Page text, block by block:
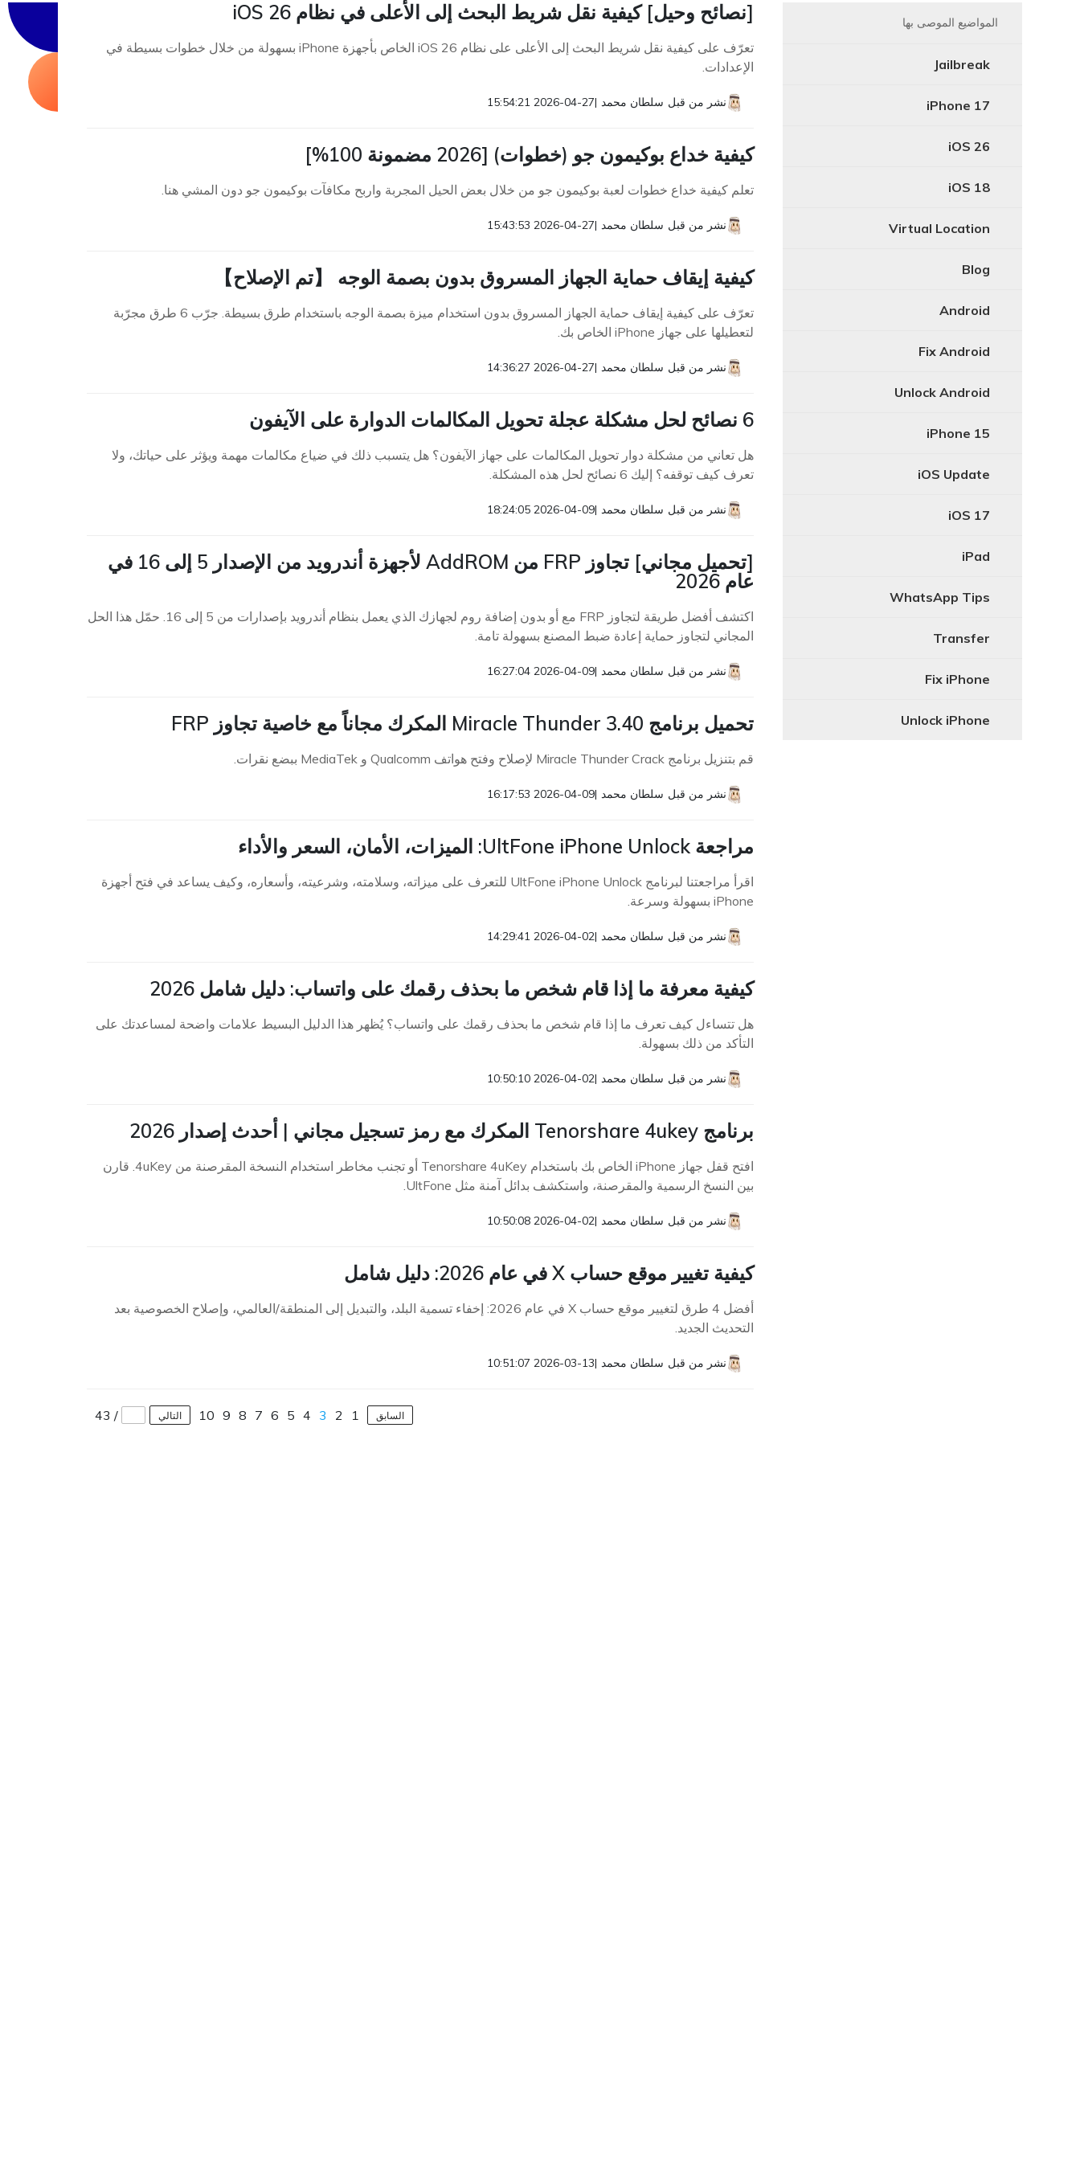
المواضيع الموصى بها
Jailbreak
iPhone 17
iOS 26
iOS 18
Virtual Location
Blog
Android
Fix Android
Unlock Android
iPhone 15
iOS Update
iOS 17
iPad
WhatsApp Tips
Transfer
Fix iPhone
Unlock iPhone
[نصائح وحيل] كيفية نقل شريط البحث إلى الأعلى في نظام iOS 26
تعرّف على كيفية نقل شريط البحث إلى الأعلى على نظام iOS 26 الخاص بأجهزة iPhone بسهولة من خلال خطوات بسيطة في
الإعدادات.
نشر من قبل سلطان محمد |
2026-04-27 15:54:21
كيفية خداع بوكيمون جو (خطوات) [2026 مضمونة 100%]
تعلم كيفية خداع خطوات لعبة بوكيمون جو من خلال بعض الحيل المجربة واربح مكافآت بوكيمون جو دون المشي هنا.
نشر من قبل سلطان محمد |
2026-04-27 15:43:53
كيفية إيقاف حماية الجهاز المسروق بدون بصمة الوجه 【تم الإصلاح】
تعرّف على كيفية إيقاف حماية الجهاز المسروق بدون استخدام ميزة بصمة الوجه باستخدام طرق بسيطة. جرّب 6 طرق مجرّبة
لتعطيلها على جهاز iPhone الخاص بك.
نشر من قبل سلطان محمد |
2026-04-27 14:36:27
6 نصائح لحل مشكلة عجلة تحويل المكالمات الدوارة على الآيفون
هل تعاني من مشكلة دوار تحويل المكالمات على جهاز الآيفون؟ هل يتسبب ذلك في ضياع مكالمات مهمة ويؤثر على حياتك، ولا
تعرف كيف توقفه؟ إليك 6 نصائح لحل هذه المشكلة.
نشر من قبل سلطان محمد |
2026-04-09 18:24:05
[تحميل مجاني] تجاوز FRP من AddROM لأجهزة أندرويد من الإصدار 5 إلى 16 في
عام 2026
اكتشف أفضل طريقة لتجاوز FRP مع أو بدون إضافة روم لجهازك الذي يعمل بنظام أندرويد بإصدارات من 5 إلى 16. حمّل هذا الحل
المجاني لتجاوز حماية إعادة ضبط المصنع بسهولة تامة.
نشر من قبل سلطان محمد |
2026-04-09 16:27:04
تحميل برنامج Miracle Thunder 3.40 المكرك مجاناً مع خاصية تجاوز FRP
قم بتنزيل برنامج Miracle Thunder Crack لإصلاح وفتح هواتف Qualcomm و MediaTek ببضع نقرات.
نشر من قبل سلطان محمد |
2026-04-09 16:17:53
مراجعة UltFone iPhone Unlock: الميزات، الأمان، السعر والأداء
اقرأ مراجعتنا لبرنامج UltFone iPhone Unlock للتعرف على ميزاته، وسلامته، وشرعيته، وأسعاره، وكيف يساعد في فتح أجهزة
iPhone بسهولة وسرعة.
نشر من قبل سلطان محمد |
2026-04-02 14:29:41
كيفية معرفة ما إذا قام شخص ما بحذف رقمك على واتساب: دليل شامل 2026
هل تتساءل كيف تعرف ما إذا قام شخص ما بحذف رقمك على واتساب؟ يُظهر هذا الدليل البسيط علامات واضحة لمساعدتك على
التأكد من ذلك بسهولة.
نشر من قبل سلطان محمد |
2026-04-02 10:50:10
برنامج Tenorshare 4ukey المكرك مع رمز تسجيل مجاني | أحدث إصدار 2026
افتح قفل جهاز iPhone الخاص بك باستخدام Tenorshare 4uKey أو تجنب مخاطر استخدام النسخة المقرصنة من 4uKey. قارن
بين النسخ الرسمية والمقرصنة، واستكشف بدائل آمنة مثل UltFone.
نشر من قبل سلطان محمد |
2026-04-02 10:50:08
كيفية تغيير موقع حساب X في عام 2026: دليل شامل
أفضل 4 طرق لتغيير موقع حساب X في عام 2026: إخفاء تسمية البلد، والتبديل إلى المنطقة/العالمي، وإصلاح الخصوصية بعد
التحديث الجديد.
نشر من قبل سلطان محمد |
2026-03-13 10:51:07
السابق 1
2
3
4
5
6
7
8
9
10 التالي /
43